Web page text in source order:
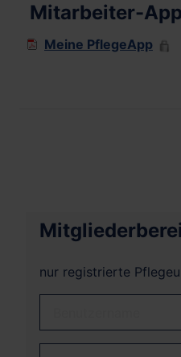
Mitarbeiter-App
Meine PflegeApp
nur registrierte